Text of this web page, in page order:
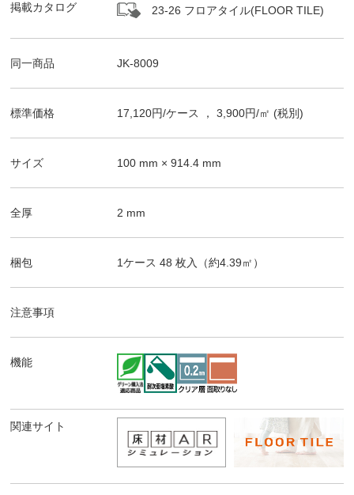
掲載カタログ 23-26 フロアタイル(FLOOR TILE)
同一商品 JK-8009
標準価格 17,120円/ケース ，3,900円/㎡ (税別)
サイズ 100 mm ×914.4 mm
全厚 2 mm
梱包 1ケース48 枚入（約4.39㎡）
注意事項
機能
関連サイト